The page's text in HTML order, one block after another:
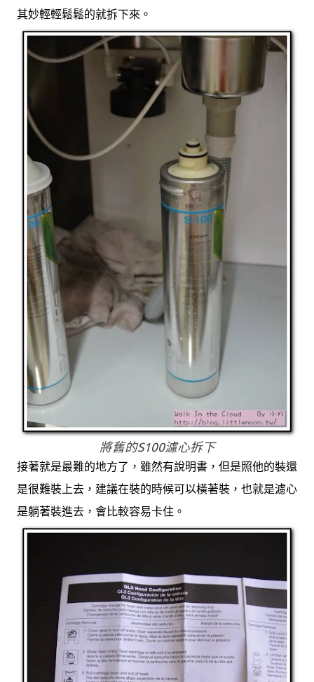
其妙輕輕鬆鬆的就拆下來。
將舊的S100濾心拆下
接著就是最難的地方了，雖然有說明書，但是照他的裝還
是很難裝上去，建議在裝的時候可以橫著裝，也就是濾心
是躺著裝進去，會比較容易卡住。